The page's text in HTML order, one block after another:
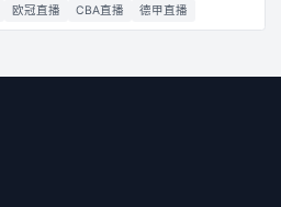
欧冠直播 CBA直播 德甲直播